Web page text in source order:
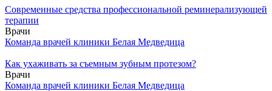
Современные средства профессиональной реминерализующей
терапии
Врачи
Команда врачей клиники Белая Медведица
Как ухаживать за съемным зубным протезом?
Врачи
Команда врачей клиники Белая Медведица